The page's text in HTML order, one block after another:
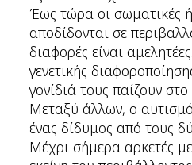
Έως τώρα οι σωματικές
αποδίδονται σε
διαφορές είναι
γενετικής
γονίδιά τους παίζουν
Μεταξύ άλλων, ο
ένας δίδυμος από τους
Μέχρι σήμερα αρκετές